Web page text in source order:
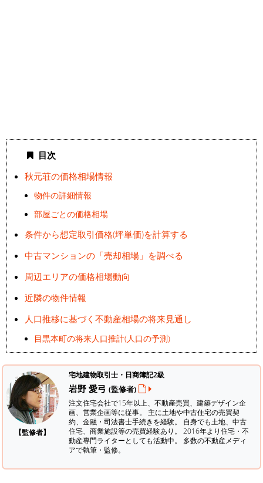
目次
秋元荘の価格相場情報
物件の詳細情報
部屋ごとの価格相場
条件から想定取引価格(坪単価)を計算する
中古マンションの「売却相場」を調べる
周辺エリアの価格相場動向
近隣の物件情報
人口推移に基づく不動産相場の将来見通し
目黒本町の将来人口推計(人口の予測)
【監修者】
宅地建物取引士・日商簿記2級
岩野 愛弓 (監修者)
注文住宅会社で15年以上、不動産売買、建築デザイン企
画、営業企画等に従事。 主に土地や中古住宅の売買契
約、金融・司法書士手続きを経験。 自身でも土地、中古
住宅、商業施設等の売買経験あり。 2016年より住宅・不
動産専門ライターとしても活動中。 多数の不動産メディ
アで執筆・監修。